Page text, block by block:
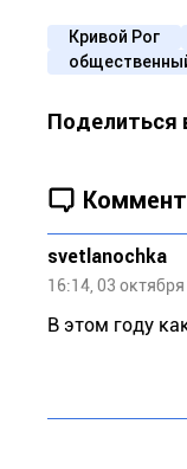
Кривой Рог
Поделиться
svetlanochka
16:14, 03
В этом году